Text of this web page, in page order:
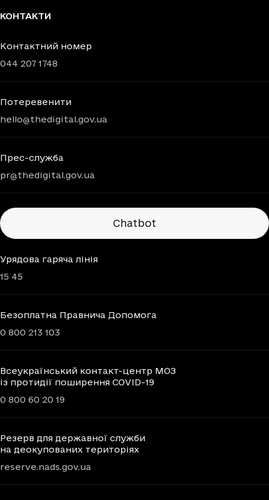
КОНТАКТИ
Контактний номер
044 207 1748
Потеревенити
hello@thedigital.gov.ua
Прес-служба
pr@thedigital.gov.ua
Chatbots
Chatbot
Урядова гаряча лінія
15 45
Безоплатна Правнича Допомога
0 800 213 103
Всеукраїнський контакт-центр МОЗ
із протидії поширення COVID-19
0 800 60 20 19
Резерв для державної служби
на деокупованих територіях
reserve.nads.gov.ua